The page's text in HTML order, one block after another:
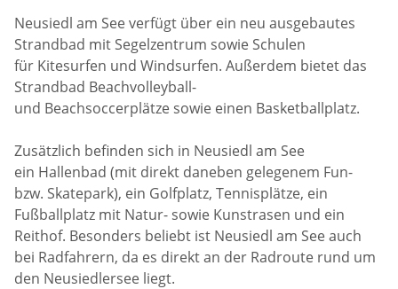
Neusiedl am See verfügt über ein neu ausgebautes
Strandbad mit Segelzentrum sowie Schulen
für Kitesurfen und Windsurfen. Außerdem bietet das
Strandbad Beachvolleyball-
und Beachsoccerplätze sowie einen Basketballplatz.
Zusätzlich befinden sich in Neusiedl am See
ein Hallenbad (mit direkt daneben gelegenem Fun-
bzw. Skatepark), ein Golfplatz, Tennisplätze, ein
Fußballplatz mit Natur- sowie Kunstrasen und ein
Reithof. Besonders beliebt ist Neusiedl am See auch
bei Radfahrern, da es direkt an der Radroute rund um
den Neusiedlersee liegt.